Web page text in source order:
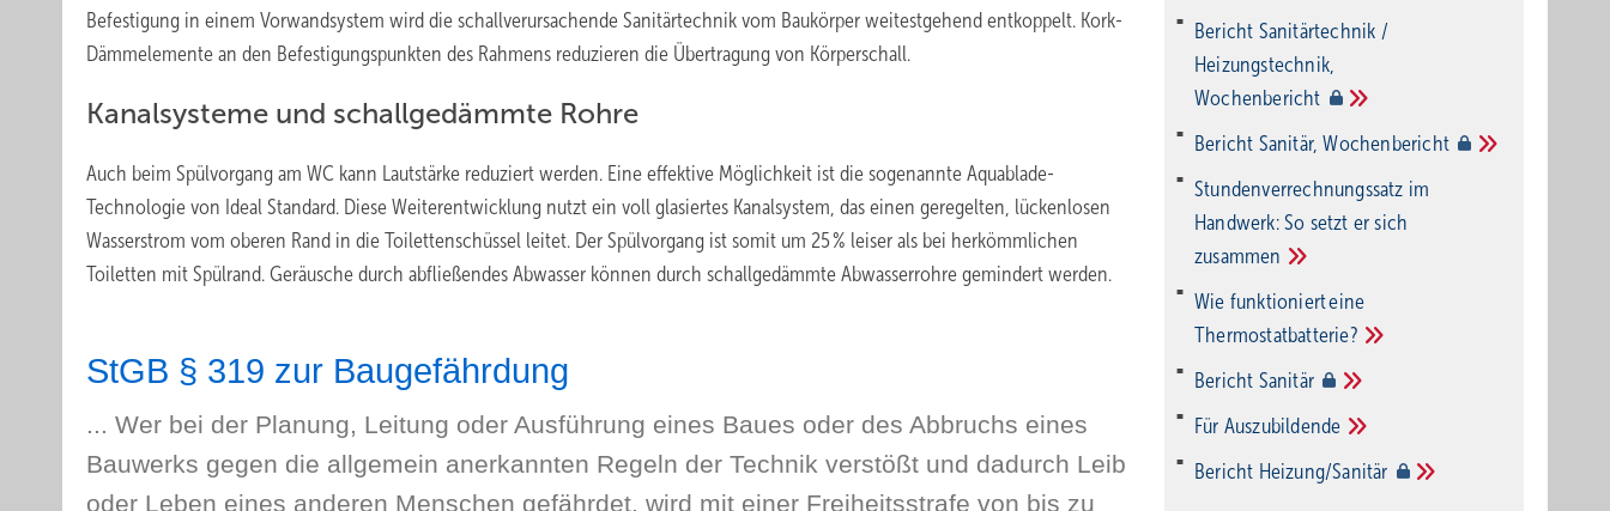
Befestigung in einem Vorwandsystem wird die schallverursachende Sanitärtechnik vom Baukörper weitestgehend entkoppelt. Kork-
Dämmelemente an den Befestigungspunkten des Rahmens reduzieren die Übertragung von Körperschall.
Kanalsysteme und schallgedämmte Rohre
Auch beim Spülvorgang am WC kann Lautstärke reduziert werden. Eine effektive Möglichkeit ist die sogenannte Aquablade-
Technologie von Ideal Standard. Diese Weiterentwicklung nutzt ein voll glasiertes Kanalsystem, das einen geregelten, lückenlosen
Wasserstrom vom oberen Rand in die Toilettenschüssel leitet. Der Spülvorgang ist somit um 25 % leiser als bei herkömmlichen
Toiletten mit Spülrand. Geräusche durch abfließendes Abwasser können durch schallgedämmte Abwasserrohre gemindert werden.
StGB § 319 zur Baugefährdung
... Wer bei der Planung, Leitung oder Ausführung eines Baues oder des Abbruchs eines
Bauwerks gegen die allgemein anerkannten Regeln der Technik verstößt und dadurch Leib
oder Leben eines anderen Menschen gefährdet, wird mit einer Freiheitsstrafe von bis zu
Bericht Sanitärtechnik /
Heizungstechnik,
Wochenbericht
Bericht Sanitär,Wochenbericht
Stundenverrechnungssatz im
Handwerk: So setzt er sich
zusammen
Wie funktioniert eine
Thermostatbatterie?
Bericht Sanitär
Für Auszubildende
Bericht Heizung/Sanitär